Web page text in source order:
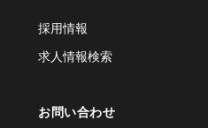
採用情報
求人情報検索
お問い合わせ